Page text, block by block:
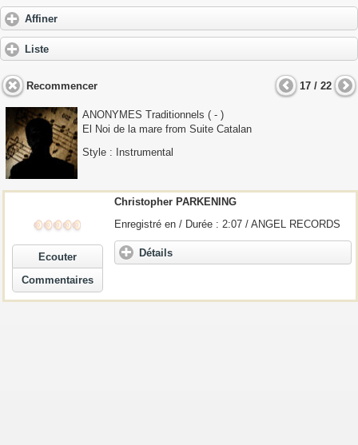
Affiner
Liste
Recommencer 17 / 22
ANONYMES Traditionnels ( - )
El Noi de la mare from Suite Catalan
Style : Instrumental
Ecouter
Commentaires
Christopher PARKENING
Enregistré en / Durée : 2:07 / ANGEL RECORDS
Détails